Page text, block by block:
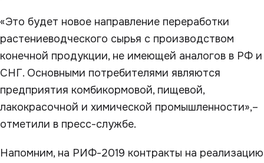
«Это будет новое направление переработки
растениеводческого сырья с производством
конечной продукции, не имеющей аналогов в РФ и
СНГ. Основными потребителями являются
предприятия комбикормовой, пищевой,
лакокрасочной и химической промышленности»,–
отметили в пресс-службе.
Напомним, на РИФ-2019 контракты на реализацию